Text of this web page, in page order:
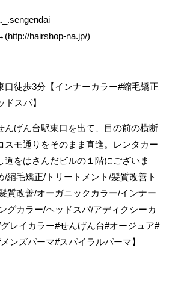
hairshop-na.jp/)
口徒歩3分【インナーカラー#縮毛矯正
ドスパ】
んげん台駅東口を出て、目の前の横断
スモ通りをそのまま直進。レンタカー
道をはさんだビルの１階にございま
/縮毛矯正/トリートメント/髪質改善ト
質改善/オーガニックカラー/インナー
グカラー/ヘッドスパ/アディクシーカ
レイカラー#せんげん台#オージュア#
ンズパーマ#スパイラルパーマ】